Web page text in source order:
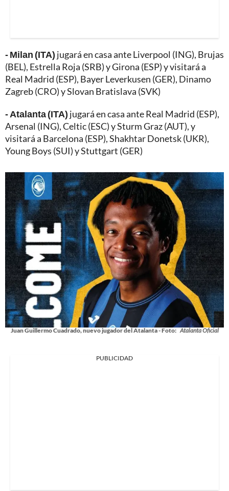
- Milan (ITA) jugará en casa ante Liverpool (ING), Brujas
(BEL), Estrella Roja (SRB) y Girona (ESP) y visitará a
Real Madrid (ESP), Bayer Leverkusen (GER), Dinamo
Zagreb (CRO) y Slovan Bratislava (SVK)
- Atalanta (ITA) jugará en casa ante Real Madrid (ESP),
Arsenal (ING), Celtic (ESC) y Sturm Graz (AUT), y
visitará a Barcelona (ESP), Shakhtar Donetsk (UKR),
Young Boys (SUI) y Stuttgart (GER)
Juan Guillermo Cuadrado, nuevo jugador del Atalanta - Foto: Atalanta Oficial
PUBLICIDAD